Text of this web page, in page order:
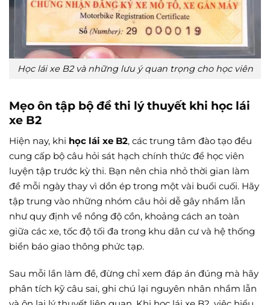
Học lái xe B2 và những lưu ý quan trọng cho học viên
Mẹo ôn tập bộ đề thi lý thuyết khi học lái
xe B2
Hiện nay, khi học lái xe B2, các trung tâm đào tạo đều
cung cấp bộ câu hỏi sát hạch chính thức để học viên
luyện tập trước kỳ thi. Bạn nên chia nhỏ thời gian làm
đề mỗi ngày thay vì dồn ép trong một vài buổi cuối. Hãy
tập trung vào những nhóm câu hỏi dễ gây nhầm lẫn
như quy định về nồng độ cồn, khoảng cách an toàn
giữa các xe, tốc độ tối đa trong khu dân cư và hệ thống
biển báo giao thông phức tạp.
Sau mỗi lần làm đề, đừng chỉ xem đáp án đúng mà hãy
phân tích kỹ câu sai, ghi chú lại nguyên nhân nhầm lẫn